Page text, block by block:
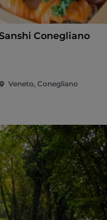
Conegliano
Veneto, Conegliano